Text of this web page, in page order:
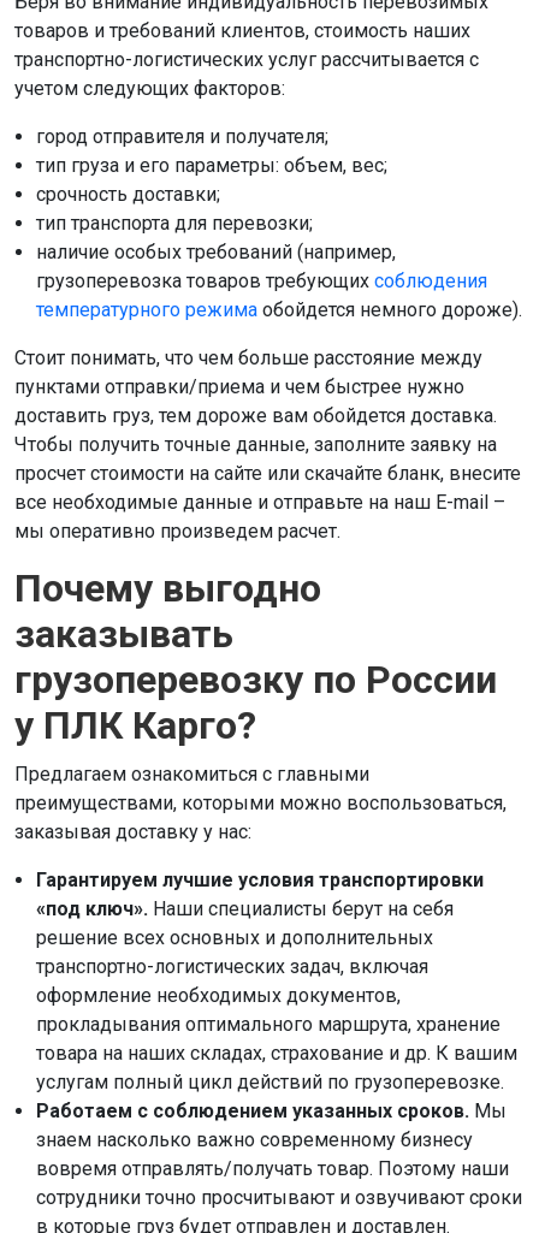
товаров и требований клиентов, стоимость наших
транспортно-логистических услуг рассчитывается с
учетом следующих факторов:
город отправителя и получателя;
тип груза и его параметры: объем, вес;
срочность доставки;
тип транспорта для перевозки;
наличие особых требований (например,
грузоперевозка товаров требующих соблюдения
температурного режима обойдется немного дороже).
Стоит понимать, что чем больше расстояние между
пунктами отправки/приема и чем быстрее нужно
доставить груз, тем дороже вам обойдется доставка.
Чтобы получить точные данные, заполните заявку на
просчет стоимости на сайте или скачайте бланк, внесите
все необходимые данные и отправьте на наш E-mail –
мы оперативно произведем расчет.
Почему выгодно
заказывать
грузоперевозку по России
у ПЛК Карго?
Предлагаем ознакомиться с главными
преимуществами, которыми можно воспользоваться,
заказывая доставку у нас:
Гарантируем лучшие условия транспортировки
«под ключ». Наши специалисты берут на себя
решение всех основных и дополнительных
транспортно-логистических задач, включая
оформление необходимых документов,
прокладывания оптимального маршрута, хранение
товара на наших складах, страхование и др. К вашим
услугам полный цикл действий по грузоперевозке.
Работаем с соблюдением указанных сроков. Мы
знаем насколько важно современному бизнесу
вовремя отправлять/получать товар. Поэтому наши
сотрудники точно просчитывают и озвучивают сроки
в которые груз будет отправлен и доставлен.